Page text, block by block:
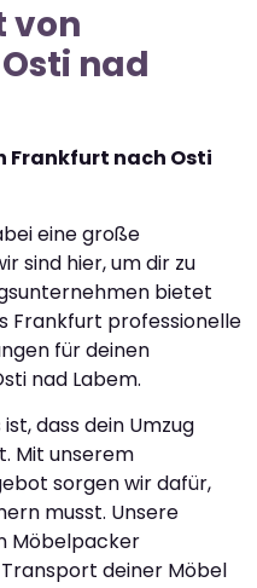
von
nad
Frankfurt nach Osti
eine große
sind hier, um dir zu
bietet
Frankfurt professionelle
für deinen
nad Labem.
dass dein Umzug
Mit unserem
sorgen wir dafür,
musst. Unsere
Möbelpacker
deiner Möbel